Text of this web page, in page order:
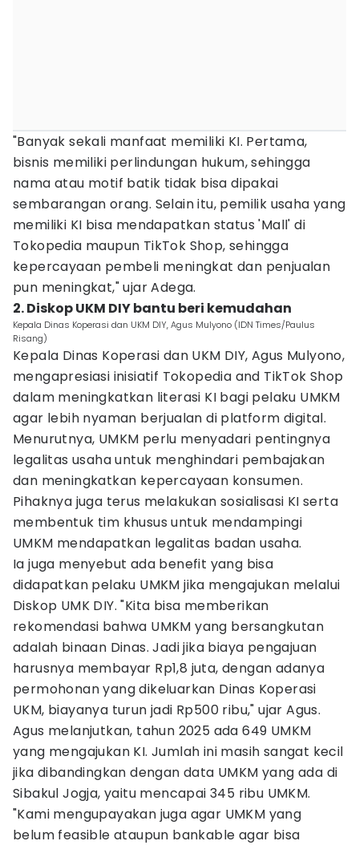
"Banyak sekali manfaat memiliki KI. Pertama,
bisnis memiliki perlindungan hukum, sehingga
nama atau motif batik tidak bisa dipakai
sembarangan orang. Selain itu, pemilik usaha yang
memiliki KI bisa mendapatkan status 'Mall' di
Tokopedia maupun TikTok Shop, sehingga
kepercayaan pembeli meningkat dan penjualan
pun meningkat," ujar Adega.
2. Diskop UKM DIY bantu beri kemudahan
Kepala Dinas Koperasi dan UKM DIY, Agus Mulyono (IDN Times/Paulus
Risang)
Kepala Dinas Koperasi dan UKM DIY, Agus Mulyono,
mengapresiasi inisiatif Tokopedia and TikTok Shop
dalam meningkatkan literasi KI bagi pelaku UMKM
agar lebih nyaman berjualan di platform digital.
Menurutnya, UMKM perlu menyadari pentingnya
legalitas usaha untuk menghindari pembajakan
dan meningkatkan kepercayaan konsumen.
Pihaknya juga terus melakukan sosialisasi KI serta
membentuk tim khusus untuk mendampingi
UMKM mendapatkan legalitas badan usaha.
Ia juga menyebut ada benefit yang bisa
didapatkan pelaku UMKM jika mengajukan melalui
Diskop UMK DIY. "Kita bisa memberikan
rekomendasi bahwa UMKM yang bersangkutan
adalah binaan Dinas. Jadi jika biaya pengajuan
harusnya membayar Rp1,8 juta, dengan adanya
permohonan yang dikeluarkan Dinas Koperasi
UKM, biayanya turun jadi Rp500 ribu," ujar Agus.
Agus melanjutkan, tahun 2025 ada 649 UMKM
yang mengajukan KI. Jumlah ini masih sangat kecil
jika dibandingkan dengan data UMKM yang ada di
Sibakul Jogja, yaitu mencapai 345 ribu UMKM.
"Kami mengupayakan juga agar UMKM yang
belum feasible ataupun bankable agar bisa